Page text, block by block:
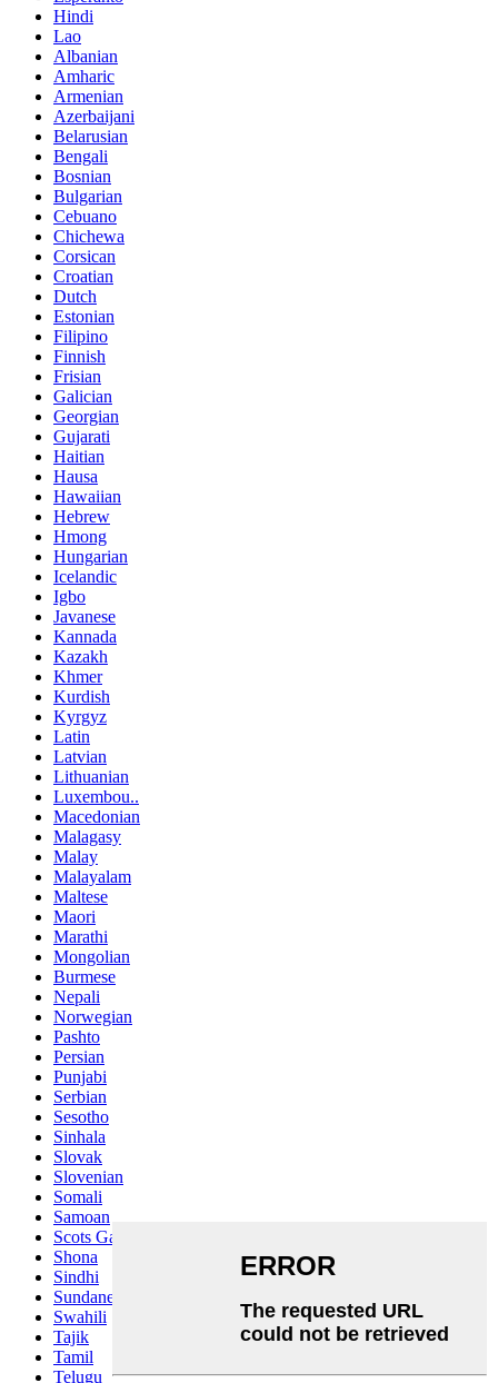
Hindi
Lao
Albanian
Amharic
Armenian
Azerbaijani
Belarusian
Bengali
Bosnian
Bulgarian
Cebuano
Chichewa
Corsican
Croatian
Dutch
Estonian
Filipino
Finnish
Frisian
Galician
Georgian
Gujarati
Haitian
Hausa
Hawaiian
Hebrew
Hmong
Hungarian
Icelandic
Igbo
Javanese
Kannada
Kazakh
Khmer
Kurdish
Kyrgyz
Latin
Latvian
Lithuanian
Luxembou..
Macedonian
Malagasy
Malay
Malayalam
Maltese
Maori
Marathi
Mongolian
Burmese
Nepali
Norwegian
Pashto
Persian
Punjabi
Serbian
Sesotho
Sinhala
Slovak
Slovenian
Somali
Samoan
Scots Gaelic
Shona
Sindhi
Sundanese
Swahili
Tajik
Tamil
Telugu